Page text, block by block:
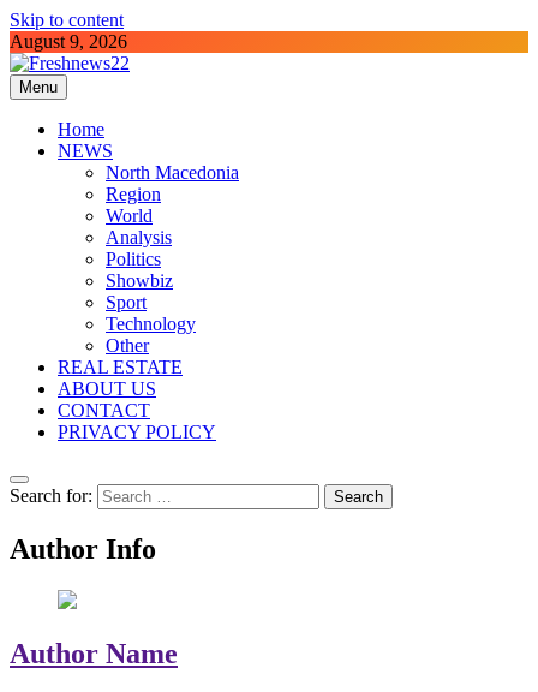
Skip to content
August 9, 2026
Freshnews22
Best News Website in North Macedonia
Menu
Home
NEWS
North Macedonia
Region
World
Analysis
Politics
Showbiz
Sport
Technology
Other
REAL ESTATE
ABOUT US
CONTACT
PRIVACY POLICY
Search for:
Author Info
Author Name